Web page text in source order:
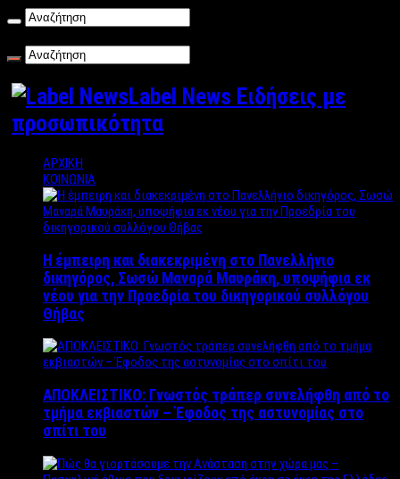
Label News Ειδήσεις με
προσωπικότητα
ΑΡΧΙΚΗ
ΚΟΙΝΩΝΙΑ
Η έμπειρη και διακεκριμένη στο Πανελλήνιο
δικηγόρος, Σωσώ Μαναρά Μαυράκη, υποψήφια εκ
νέου για την Προεδρία του δικηγορικού συλλόγου
Θήβας
ΑΠΟΚΛΕΙΣΤΙΚΟ: Γνωστός τράπερ συνελήφθη από το
τμήμα εκβιαστών – Έφοδος της αστυνομίας στο
σπίτι του